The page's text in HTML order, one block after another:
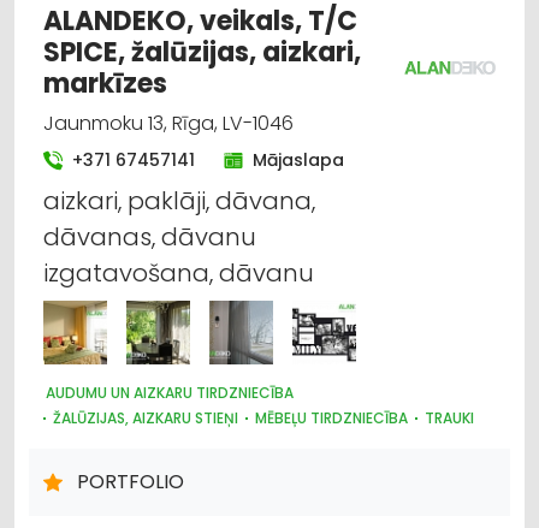
ALANDEKO, veikals, T/C
SPICE, žalūzijas, aizkari,
markīzes
Jaunmoku 13, Rīga, LV-1046
+371 67457141 Mājaslapa
aizkari, paklāji, dāvana,
dāvanas, dāvanu
izgatavošana, dāvanu
AUDUMU UN AIZKARU TIRDZNIECĪBA
ŽALŪZIJAS, AIZKARU STIEŅI
MĒBEĻU TIRDZNIECĪBA
TRAUKI
DIZAINS UN INTERJERS; PRIEKŠMETI UN PAKALPOJUMI
APGAISMES TEHNIKAS TIRDZNIECĪBA
PORTFOLIO